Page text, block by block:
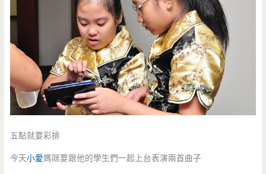
五點就要彩排
今天小愛媽咪要跟他的學生們一起上台表演兩首曲子